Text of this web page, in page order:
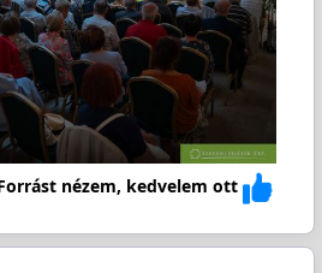
nézem, kedvelem ott